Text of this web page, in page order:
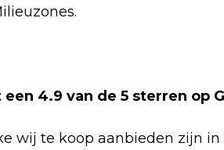
4.9 van de 5 sterren op
wij te koop aanbieden zijn